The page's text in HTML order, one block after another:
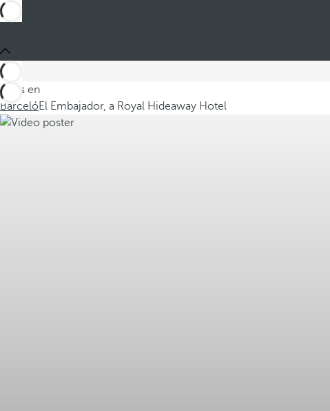
Estás en
BarcelóEl Embajador, a Royal Hideaway Hotel